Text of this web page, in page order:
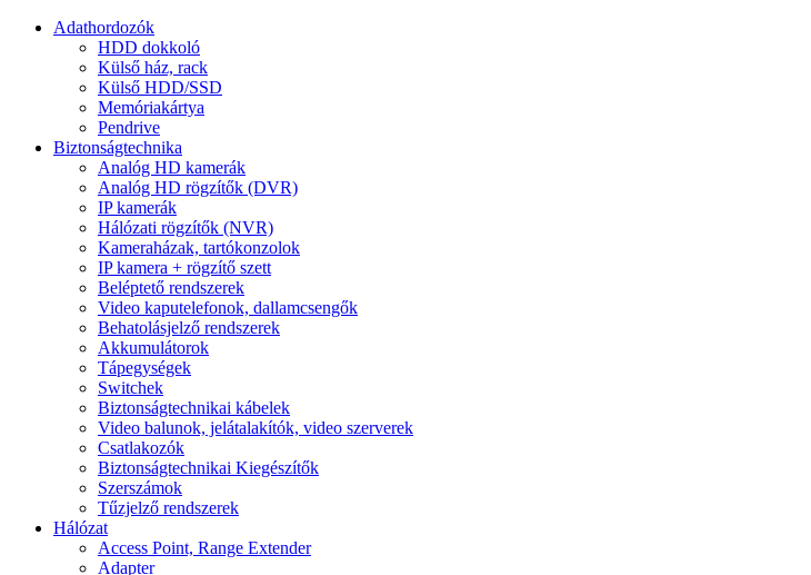
Adathordozók
HDD dokkoló
Külső ház, rack
Külső HDD/SSD
Memóriakártya
Pendrive
Biztonságtechnika
Analóg HD kamerák
Analóg HD rögzítők (DVR)
IP kamerák
Hálózati rögzítők (NVR)
Kameraházak, tartókonzolok
IP kamera + rögzítő szett
Beléptető rendszerek
Video kaputelefonok, dallamcsengők
Behatolásjelző rendszerek
Akkumulátorok
Tápegységek
Switchek
Biztonságtechnikai kábelek
Video balunok, jelátalakítók, video szerverek
Csatlakozók
Biztonságtechnikai Kiegészítők
Szerszámok
Tűzjelző rendszerek
Hálózat
Access Point, Range Extender
Adapter